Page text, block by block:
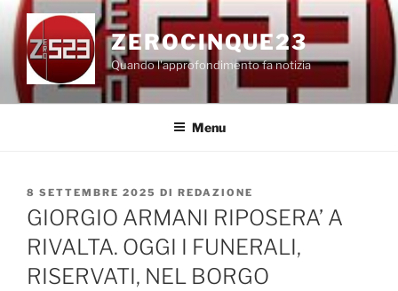
Salta
contenuto
ZEROCINQUE23
Quando l'approfondimento fa notizia
Menu
PUBBLICATO
IL
8 SETTEMBRE 2025 DI REDAZIONE
GIORGIO ARMANI RIPOSERA’ A
RIVALTA. OGGI I FUNERALI,
RISERVATI, NEL BORGO